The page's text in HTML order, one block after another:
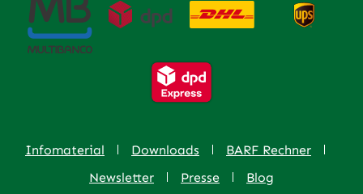
Infomaterial Downloads
BARF Rechner
Newsletter
Presse Blog